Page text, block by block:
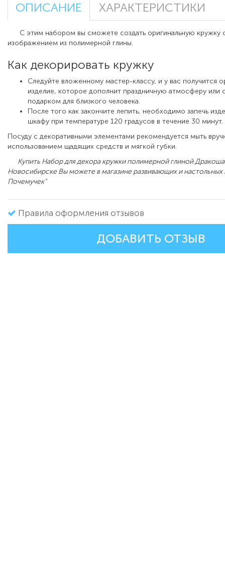
ОПИСАНИЕ ХАРАКТЕРИСТИКИ
С этим набором вы сможете создать оригинальную кружку
изображением из полимерной глины.
Как декорировать кружку
Следуйте вложенному мастер-классу, и у вас получится
изделие, которое дополнит праздничную атмосферу или
подарком для близкого человека.
После того как закончите лепить, необходимо запечь
шкафу при температуре 120 градусов в течение 30 минут.
Посуду с декоративными элементами рекомендуется мыть
использованием щадящих средств и мягкой губки.
Купить Набор для декора кружки полимерной глиной
Новосибирске Вы можете в магазине развивающих и настольных
Почемучек"
Правила оформления отзывов
ДОБАВИТЬ ОТЗЫВ